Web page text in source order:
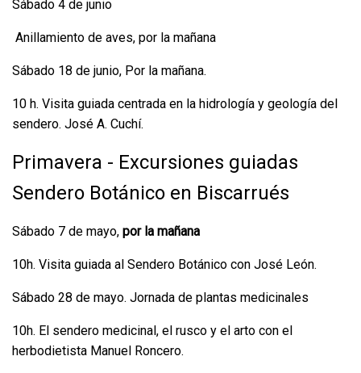
Sábado 4 de junio
Anillamiento de aves, por la mañana
Sábado 18 de junio, Por la mañana.
10 h. Visita guiada centrada en la hidrología y geología del
sendero. José A. Cuchí.
Primavera - Excursiones guiadas
Sendero Botánico en Biscarrués
Sábado 7 de mayo, por la mañana
10h. Visita guiada al Sendero Botánico con José León.
Sábado 28 de mayo. Jornada de plantas medicinales
10h. El sendero medicinal, el rusco y el arto con el
herbodietista Manuel Roncero.